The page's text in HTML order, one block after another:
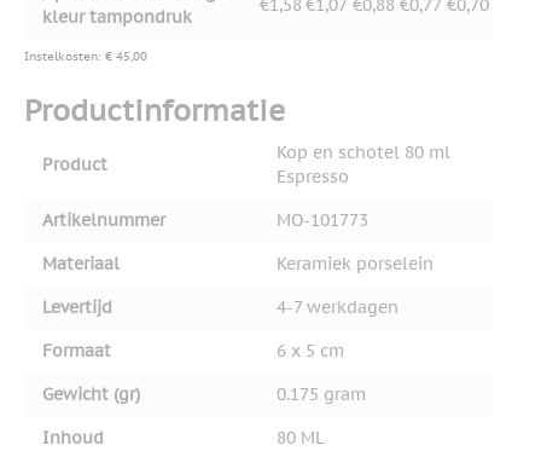
kleur tampondruk
€1,58 €1,07 €0,88 €0,77 €0,70
Instelkosten: € 45,00
Productinformatie
Product
Kop en schotel 80 ml
Espresso
Artikelnummer
MO-101773
Materiaal
Keramiek porselein
Levertijd
4-7 werkdagen
Formaat
6 x 5 cm
Gewicht (gr)
0.175 gram
Inhoud
80 ML